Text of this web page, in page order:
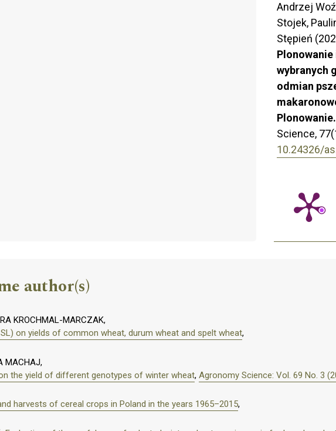
Andrzej
Stojek,
Stępień
wybranych
odmian
Plonowanie.
Science, 77
10.24326/
author(s)
KROCHMAL-MARCZAK,
on yields of common wheat, durum wheat and spelt wheat,
MACHAJ,
the yield of different genotypes of winter wheat, Agronomy Science: Vol. 69 No. 3
harvests of cereal crops in Poland in the years 1965–2015,